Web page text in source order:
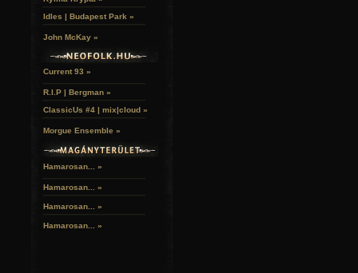
Idles | Budapest Park »
John McKay »
Current 93 »
R.I.P | Bergman »
ClassicUs #4 | mix|cloud »
Morgue Ensemble »
Hamarosan... »
Hamarosan... »
Hamarosan... »
Hamarosan... »